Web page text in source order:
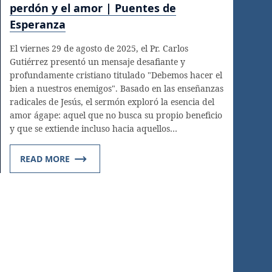
perdón y el amor | Puentes de
Esperanza
El viernes 29 de agosto de 2025, el Pr. Carlos
Gutiérrez presentó un mensaje desafiante y
profundamente cristiano titulado "Debemos hacer el
bien a nuestros enemigos". Basado en las enseñanzas
radicales de Jesús, el sermón exploró la esencia del
amor ágape: aquel que no busca su propio beneficio
y que se extiende incluso hacia aquellos…
READ MORE